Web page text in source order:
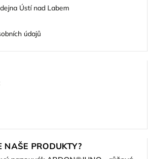
Ústí nad Labem
údajů
NAŠE PRODUKTY?